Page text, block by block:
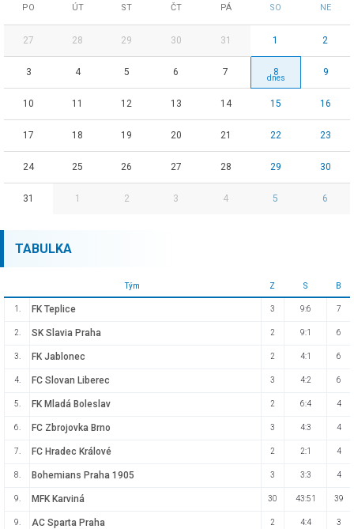
PO ÚT ST ČT PÁ SO NE
27 28 29 30 31 1 2
3 4 5 6 7 8 9
10 11 12 13 14 15 16
17 18 19 20 21 22 23
24 25 26 27 28 29 30
31 1 2 3 4 5 6
TABULKA
Tým Z S B
1. FK Teplice 3 9:6 7
2. SK Slavia Praha 2 9:1 6
3. FK Jablonec 2 4:1 6
4. FC Slovan Liberec 3 4:2 6
5. FK Mladá Boleslav 2 6:4 4
6. FC Zbrojovka Brno 3 4:3 4
7. FC Hradec Králové 2 2:1 4
8. Bohemians Praha 1905 3 3:3 4
9. MFK Karviná 30 43:51 39
9. AC Sparta Praha 2 4:4 3